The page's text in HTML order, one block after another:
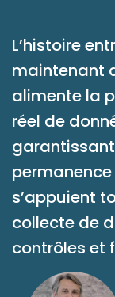
L’histoire
maintenant
alimente la
réel de
s’appuient
collecte de
contrôles et